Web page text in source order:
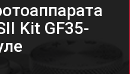
Kit GF35-